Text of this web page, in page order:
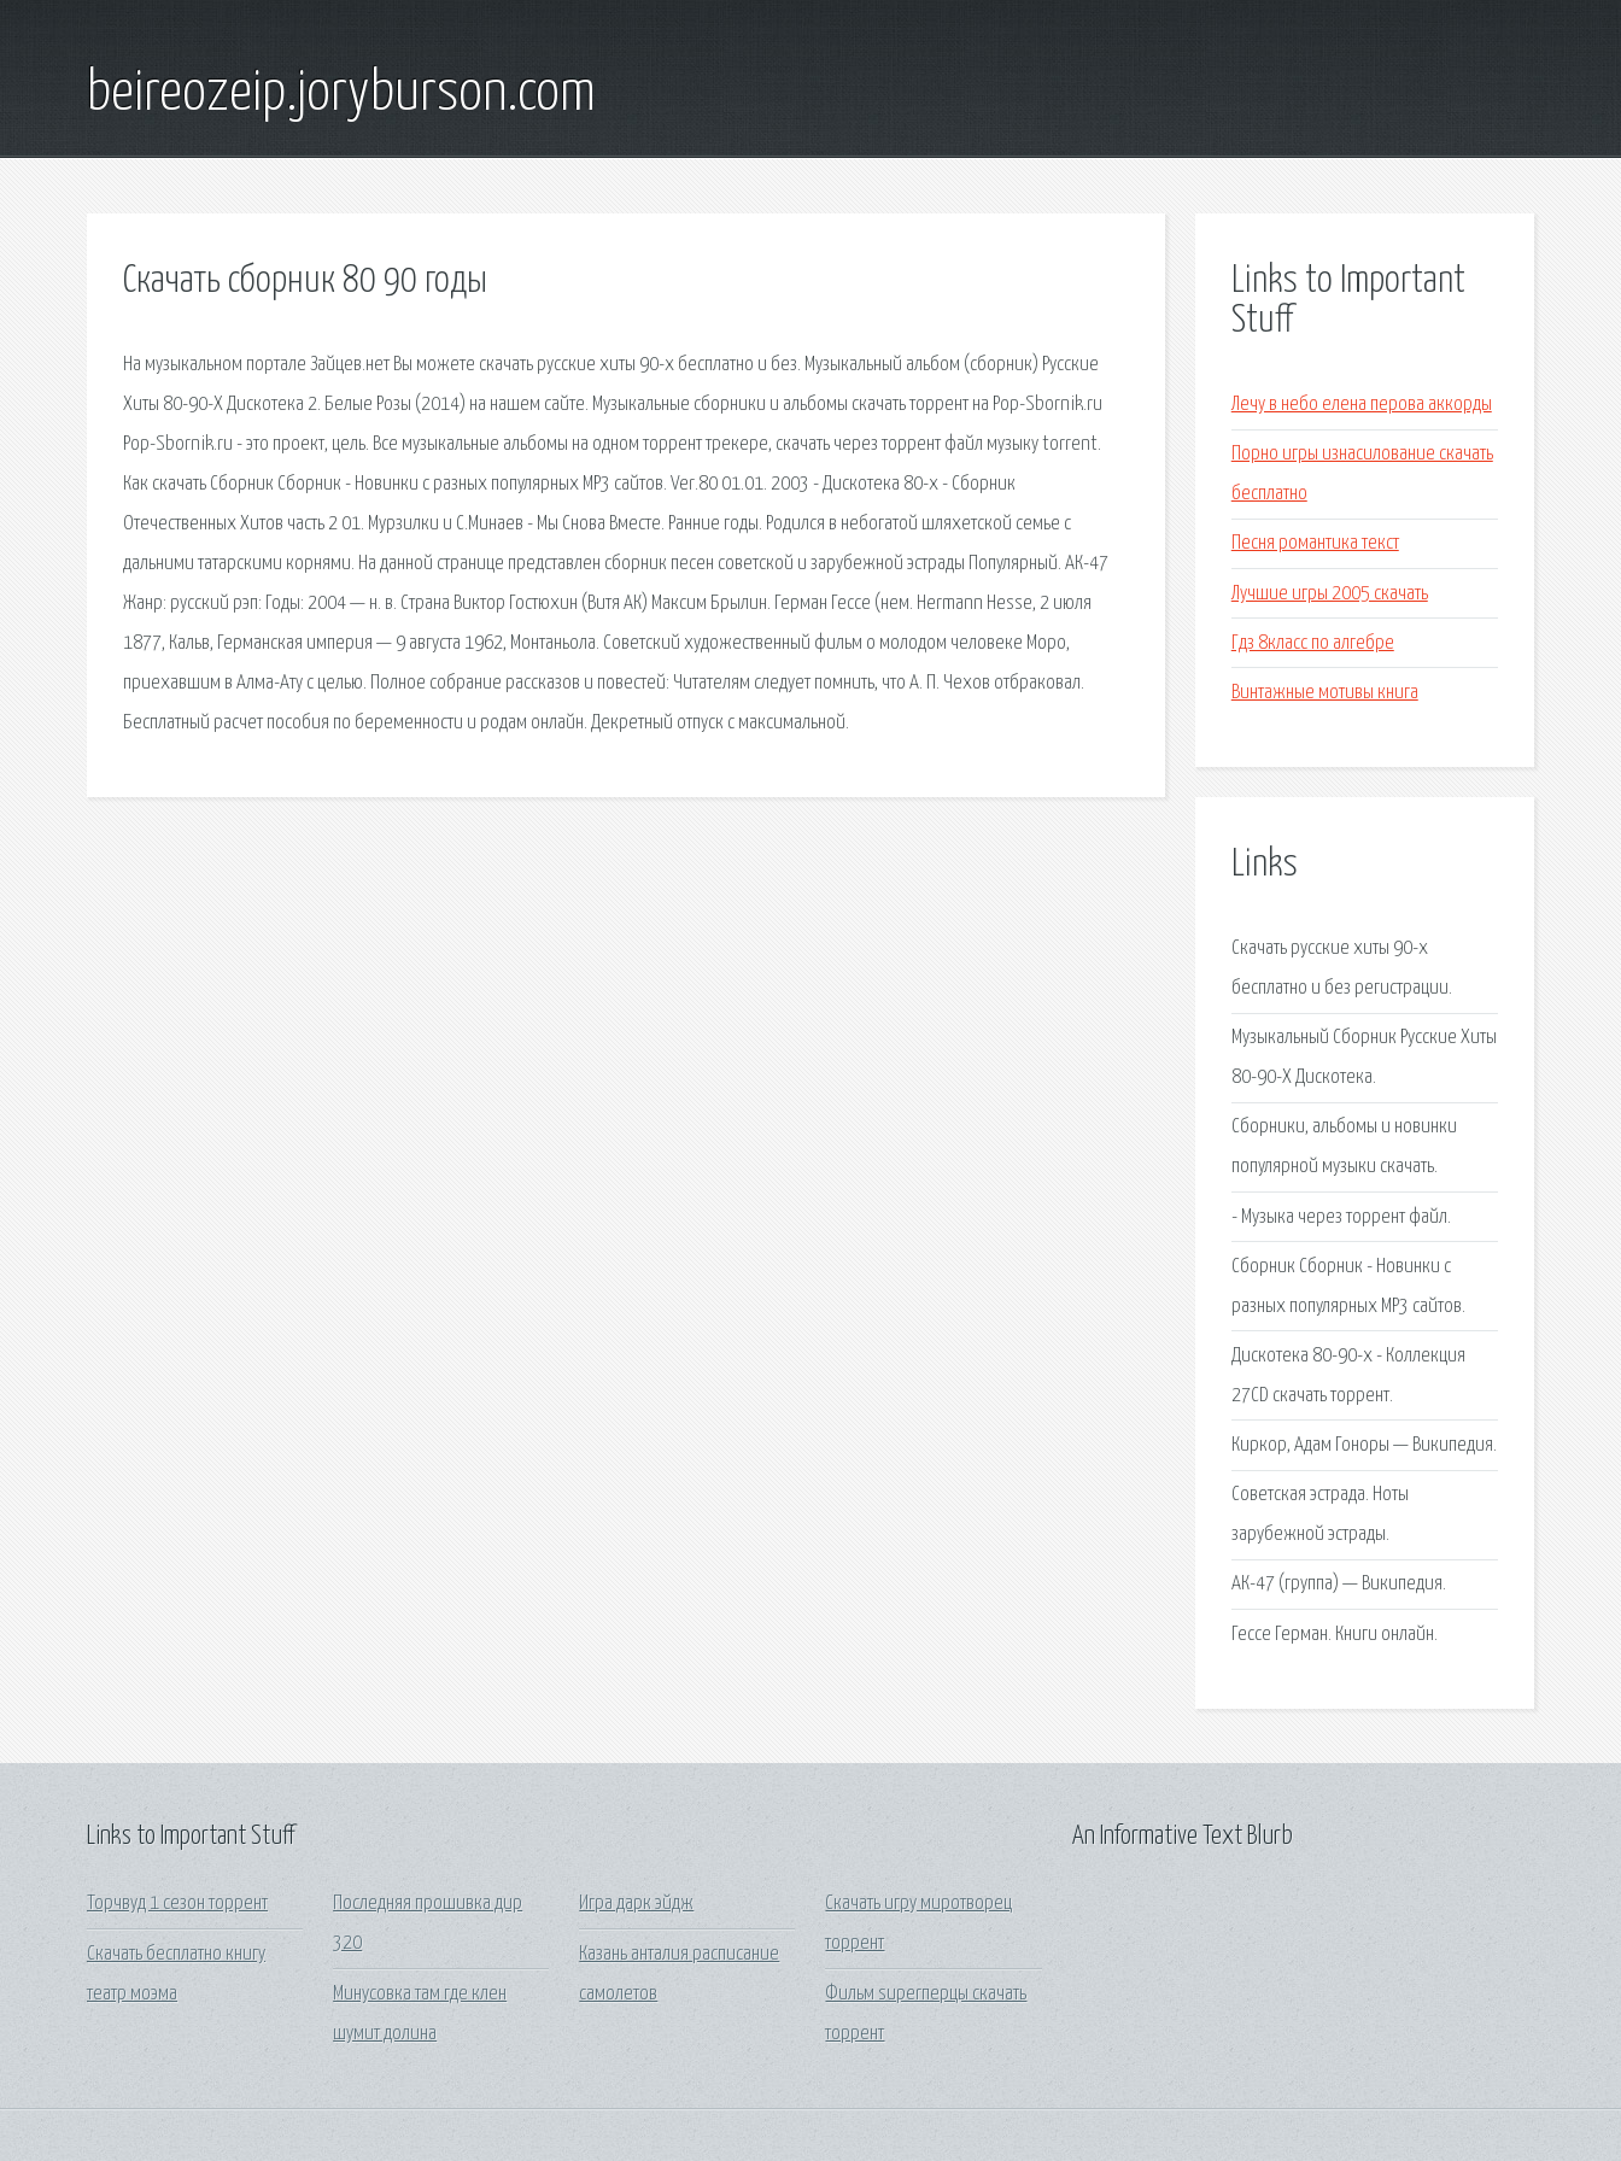
beireozeip.joryburson.com
Скачать сборник 80 90 годы
На музыкальном портале Зайцев.нет Вы можете скачать русские хиты 90-х бесплатно и без. Музыкальный альбом (сборник) Русские
Хиты 80-90-Х Дискотека 2. Белые Розы (2014) на нашем сайте. Музыкальные сборники и альбомы скачать торрент на Pop-Sbornik.ru
Pop-Sbornik.ru - это проект, цель. Все музыкальные альбомы на одном торрент трекере, скачать через торрент файл музыку torrent.
Как скачать Сборник Cборник - Новинки с разных популярных MP3 сайтов. Ver.80 01.01. 2003 - Дискотека 80-х - Сборник
Отечественных Хитов часть 2 01. Мурзилки и С.Минаев - Мы Снова Вместе. Ранние годы. Родился в небогатой шляхетской семье с
дальними татарскими корнями. На данной странице представлен сборник песен советской и зарубежной эстрады Популярный. АК-47
Жанр: русский рэп: Годы: 2004 — н. в. Страна Виктор Гостюхин (Витя АК) Максим Брылин. Герман Гессе (нем. Hermann Hesse, 2 июля
1877, Кальв, Германская империя — 9 августа 1962, Монтаньола. Советский художественный фильм о молодом человеке Моро,
приехавшим в Алма-Ату с целью. Полное собрание рассказов и повестей: Читателям следует помнить, что А. П. Чехов отбраковал.
Бесплатный расчет пособия по беременности и родам онлайн. Декретный отпуск с максимальной.
Links to Important
Stuff
Лечу в небо елена перова аккорды
Порно игры изнасилование скачать
бесплатно
Песня романтика текст
Лучшие игры 2005 скачать
Гдз 8класс по алгебре
Винтажные мотивы книга
Links
Скачать русские хиты 90-х
бесплатно и без регистрации.
Музыкальный Сборник Русские Хиты
80-90-Х Дискотека.
Сборники, альбомы и новинки
популярной музыки скачать.
- Музыка через торрент файл.
Сборник Cборник - Новинки с
разных популярных MP3 сайтов.
Дискотека 80-90-х - Коллекция
27CD скачать торрент.
Киркор, Адам Гоноры — Википедия.
Советская эстрада. Ноты
зарубежной эстрады.
АК-47 (группа) — Википедия.
Гессе Герман. Книги онлайн.
Links to Important Stuff
Торчвуд 1 сезон торрент
Скачать бесплатно книгу
театр моэма
Последняя прошивка дир
320
Минусовка там где клен
шумит долина
Игра дарк эйдж
Казань анталия расписание
самолетов
Скачать игру миротворец
торрент
Фильм superперцы скачать
торрент
An Informative Text Blurb